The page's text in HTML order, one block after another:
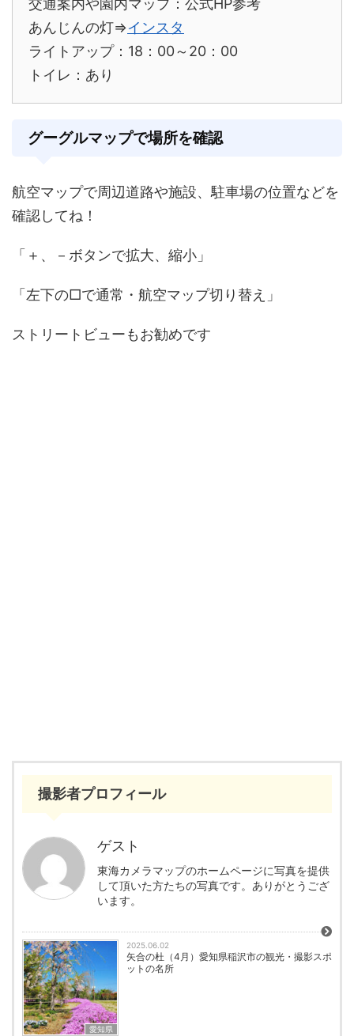
交通案内や園内マップ：公式HP参考
あんじんの灯⇒インスタ
ライトアップ：18：00～20：00
トイレ：あり
グーグルマップで場所を確認
航空マップで周辺道路や施設、駐車場の位置などを
確認してね！
「＋、－ボタンで拡大、縮小」
「左下の□で通常・航空マップ切り替え」
ストリートビューもお勧めです
撮影者プロフィール
ゲスト
東海カメラマップのホームページに写真を提供
して頂いた方たちの写真です。ありがとうござ
います。
愛知県
2025.06.02
矢合の杜（4月）愛知県稲沢市の観光・撮影スポ
ットの名所